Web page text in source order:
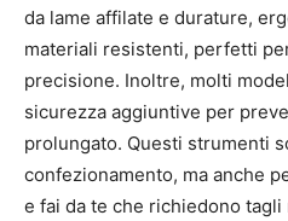
da lame affilate e durature,
materiali resistenti, perfetti
precisione. Inoltre, molti
sicurezza aggiuntive per
prolungato. Questi strumenti
confezionamento, ma anche
e fai da te che richiedono